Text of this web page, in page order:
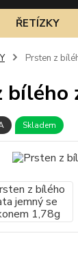
ŘETÍZKY
Prsten z
bílého
Skladem